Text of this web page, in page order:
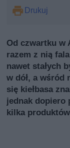
Drukuj
Od czwartku w
razem z nią
nawet stałych
w dół, a wśród
się kiełbasa
jednak dopiero
kilka